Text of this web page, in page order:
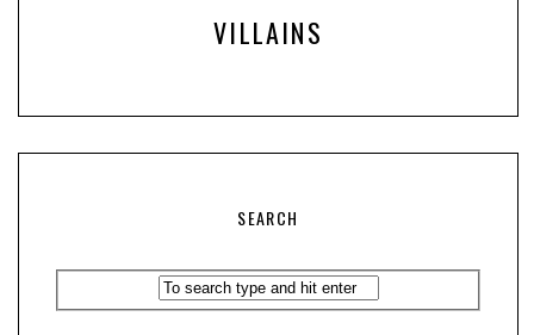
VILLAINS
SEARCH